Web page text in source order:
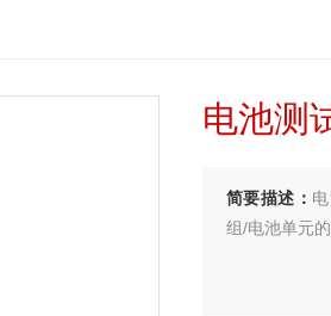
电池测
简要描述：
组/电池单元